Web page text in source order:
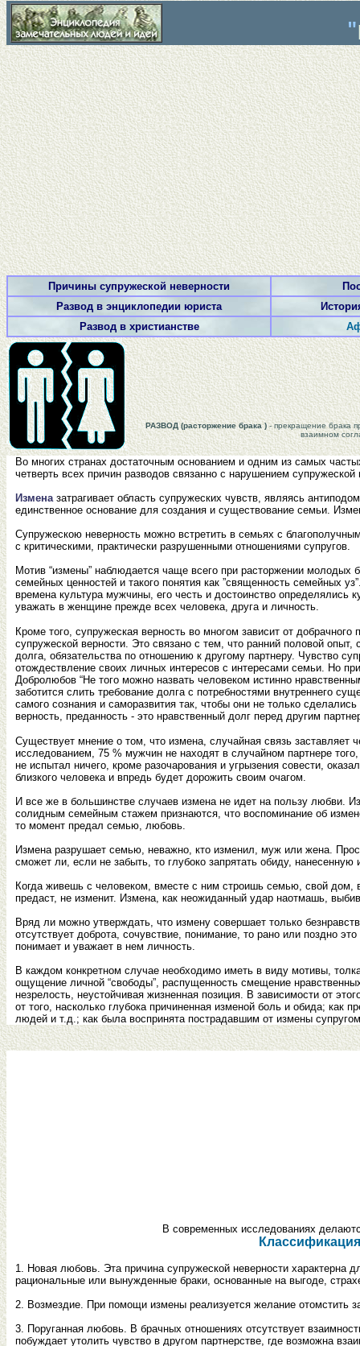
"
Причины супружеской неверности
Развод в энциклопедии юриста
Развод в христианстве
РАЗВОД (расторжение брака )- прекращение брака
взаимном
Во многих странах достаточным основанием и одним из самых
четверть всех причин разводов связанно с нарушением супружеской
Изменазатрагивает область супружеских чувств, являясь
единственное основание для создания и существование семьи.
Супружескою неверность можно встретить в семьях с
с критическими, практически разрушенными отношениями супругов.
Мотив “измены” наблюдается чаще всего при расторжении молодых
семейных ценностей и такого понятия как ”священность семейных
времена культура мужчины, его честь и достоинство определялись
уважать в женщине прежде всех человека, друга и личность.
Кроме того, супружеская верность во многом зависит от
супружеской верности. Это связано с тем, что ранний половой
долга, обязательства по отношению к другому партнеру. Чувство
отождествление своих личных интересов с интересами семьи. Но
Добролюбов “Не того можно назвать человеком истинно
заботится слить требование долга с потребностями внутреннего
самого сознания и саморазвития так, чтобы они не только
верность, преданность - это нравственный долг перед другим
Существует мнение о том, что измена, случайная связь
исследованием, 75 % мужчин не находят в случайном партнере
не испытал ничего, кроме разочарования и угрызения совести,
близкого человека и впредь будет дорожить своим очагом.
И все же в большинстве случаев измена не идет на пользу любви.
солидным семейным стажем признаются, что воспоминание об
то момент предал семью, любовь.
Измена разрушает семью, неважно, кто изменил, муж или жена.
сможет ли, если не забыть, то глубоко запрятать обиду, нанесенную
Когда живешь с человеком, вместе с ним строишь семью, свой дом,
предаст, не изменит. Измена, как неожиданный удар наотмашь,
Вряд ли можно утверждать, что измену совершает только
отсутствует доброта, сочувствие, понимание, то рано или поздно
понимает и уважает в нем личность.
В каждом конкретном случае необходимо иметь в виду мотивы,
ощущение личной “свободы”, распущенность смещение
незрелость, неустойчивая жизненная позиция. В зависимости от
от того, насколько глубока причиненная изменой боль и обида;
людей и т.д.; как была воспринята пострадавшим от измены
В современных исследованиях
1. Новая любовь. Эта причина супружеской неверности характерна
рациональные или вынужденные браки, основанные на выгоде,
2. Возмездие. При помощи измены реализуется желание отомстить
3. Поруганная любовь. В брачных отношениях отсутствует
побуждает утолить чувство в другом партнерстве, где возможна